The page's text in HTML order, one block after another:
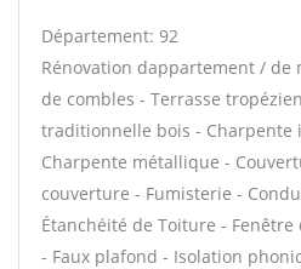
Département: 92
Rénovation dappartement /
de combles - Terrasse
traditionnelle bois - Charpente
Charpente métallique -
couverture - Fumisterie -
Étanchéité de Toiture -
- Faux plafond - Isolation